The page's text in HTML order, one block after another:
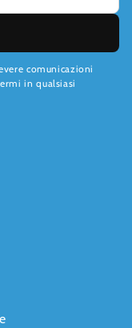
comunicazioni
in qualsiasi